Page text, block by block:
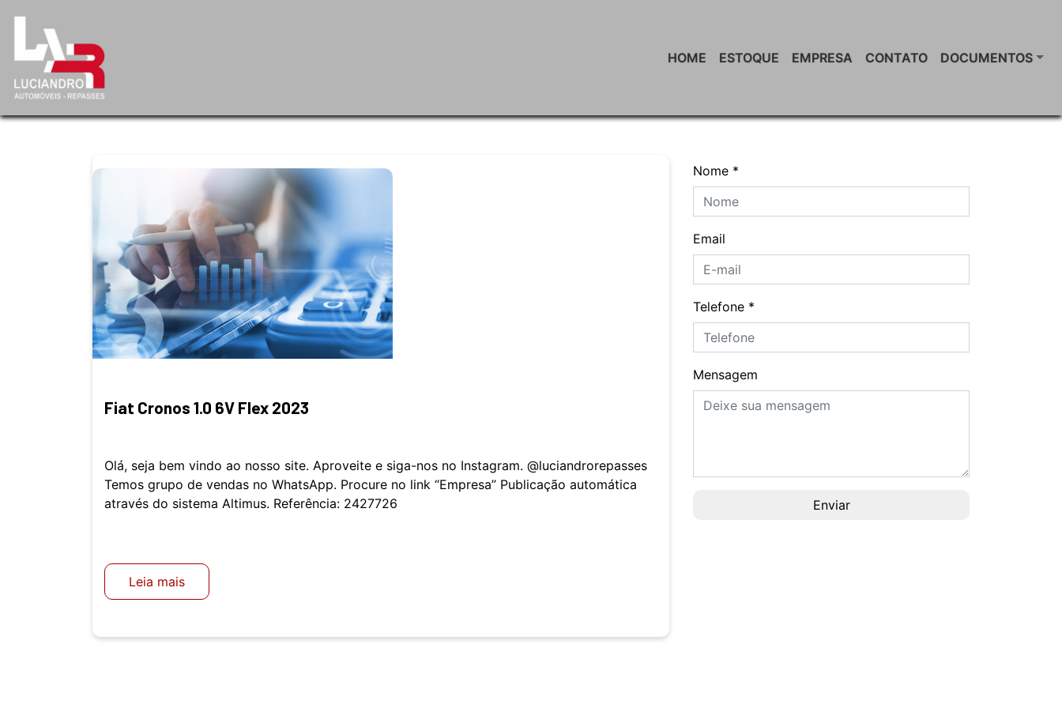
HOME ESTOQUE EMPRESA CONTATO DOCUMENTOS
Fiat Cronos 1.0 6V Flex 2023
Olá, seja bem vindo ao nosso site. Aproveite e siga-nos no Instagram. @luciandrorepasses
Temos grupo de vendas no WhatsApp. Procure no link “Empresa” Publicação automática
através do sistema Altimus. Referência: 2427726
Leia mais
Nome *
Email
Telefone *
Mensagem